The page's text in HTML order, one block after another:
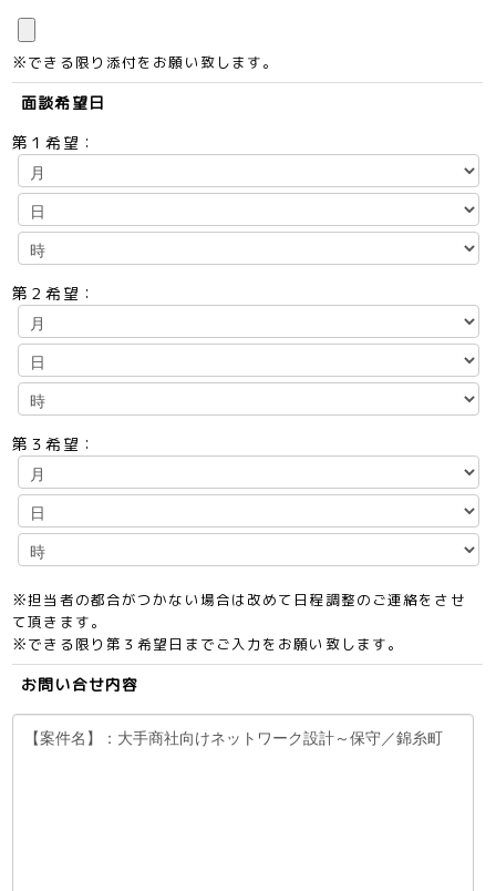
※できる限り添付をお願い致します。
面談希望日
第１希望：
第２希望：
第３希望：
※担当者の都合がつかない場合は改めて日程調整のご連絡をさせ
て頂きます。
※できる限り第３希望日までご入力をお願い致します。
お問い合せ内容